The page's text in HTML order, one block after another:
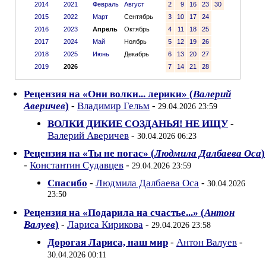
2014
2015
2016
2017
2018
2019
2021
2022
2023
2024
2025
2026
Февраль
Август
Март
Сентябрь
Апрель
Октябрь
Май
Ноябрь
Июнь
Декабрь
2
9 16 23
30
3
10 17
24
4
11 18
25
5
12 19
26
6
13 20
27
7
14 21 28
Рецензия на «Они волки... лерики» (Валерий
Аверичев) - Владимир Гельм - 29.04.2026 23:59
ВОЛКИ ДИКИЕ СОЗДАНЬЯ! НЕ ИЩУ -
Валерий Аверичев - 30.04.2026 06:23
Рецензия на «Ты не погас» (Людмила Далбаева Оса)
- Константин Судавцев - 29.04.2026 23:59
Спасибо - Людмила Далбаева Оса - 30.04.2026
23:50
Рецензия на «Подарила на счастье...» (Антон
Валуев) - Лариса Кирикова - 29.04.2026 23:58
Дорогая Лариса, наш мир - Антон Валуев -
30.04.2026 00:11